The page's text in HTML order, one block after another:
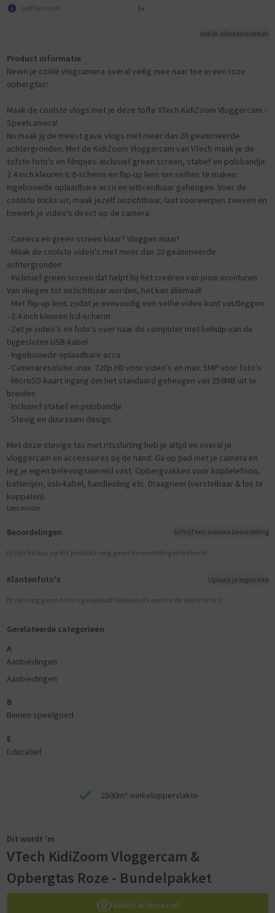
Leeftijd vanaf 5+
bekijk alle kenmerken
Product informatie
Neem je coole vlogcamera overal veilig mee naar toe in een roze
opbergtas!
Maak de coolste vlogs met je deze toffe VTech KidiZoom Vloggercam -
Speelcamera!
Nu maak jij de meest gave vlogs met meer dan 20 geanimeerde
achtergronden. Met de KidiZoom Vloggercam van VTech maak je de
tofste foto's en filmpjes. Inclusief green screen, statief en polsbandje.
2.4 inch kleuren lcd-scherm en flip-up lens om selfies te maken.
Ingebouwde oplaadbare accu en uitbreidbaar geheugen. Voer de
coolste tricks uit, maak jezelf onzichtbaar, laat voorwerpen zweven en
bewerk je video's direct op de camera.
- Camera en green screen klaar? Vloggen maar!
- Maak de coolste video's met meer dan 20 geanimeerde
achtergronden
- Inclusief green screen dat helpt bij het creëren van jouw avonturen.
Van vliegen tot onzichtbaar worden, het kan allemaal!
- Met flip-up lens zodat je eenvoudig een selfie-video kunt vastleggen
- 2.4 inch kleuren lcd-scherm
- Zet je video's en foto's over naar de computer met behulp van de
bijgesloten USB-kabel
- Ingebouwde oplaadbare accu
- Cameraresolutie: max. 720p HD voor video's en max. 5MP voor foto's
- MicroSD-kaart ingang om het standaard geheugen van 256MB uit te
breiden
- Inclusief statief en polsbandje
- Stevig en duurzaam design
Met deze stevige tas met ritssluiting heb je altijd en overal je
vloggercam en accessoires bij de hand. Ga op pad met je camera en
leg je eigen belevingswereld vast. Opbergvakken voor koptelefoon,
batterijen, usb-kabel, handleiding etc. Draagriem (verstelbaar & los te
koppelen).
Lees minder
Beoordelingen Schrijf een nieuwe beoordeling
Er zijn helaas op dit product nog geen beoordelingen bekend
Klantenfoto's Upload je eigen foto
Er zijn nog geen foto’s geupload! Upload als eerste de klantfoto’s
Gerelateerde categorieën
A
Aanbiedingen
Aanbiedingen
B
Binnen speelgoed
E
Educatief
2500m² winkeloppervlakte
Dit wordt 'm
VTech KidiZoom Vloggercam &
Opbergtas Roze - Bundelpakket
bekijk alternatief